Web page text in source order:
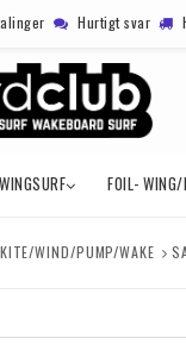
Hurtigt svar
WINGSURF FOIL-
WIND/PUMP/WAKE